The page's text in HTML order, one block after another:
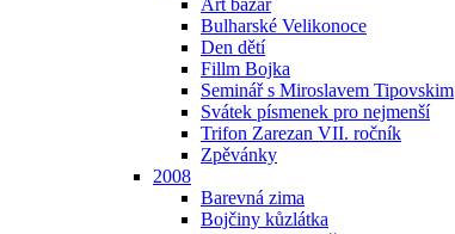
Art bazar
Bulharské Velikonoce
Den dětí
Fillm Bojka
Seminář s Miroslavem Tipovskim
Svátek písmenek pro nejmenší
Trifon Zarezan VII. ročník
Zpěvánky
2008
Barevná zima
Bojčiny kůzlátka